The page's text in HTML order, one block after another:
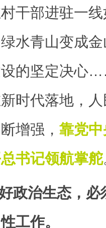
干部进驻一
水青山变成
的坚定决心
时代落地，
增强， 靠党
书记领航掌舵
政治生态，
工作。